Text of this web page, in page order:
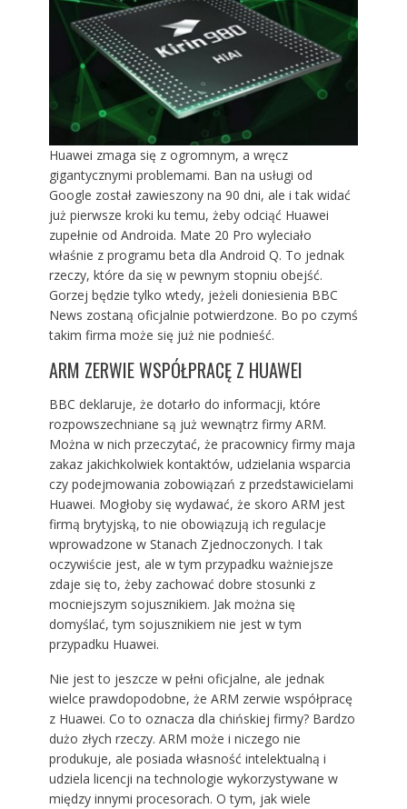
Huawei zmaga się z ogromnym, a wręcz
gigantycznymi problemami. Ban na usługi od
Google został zawieszony na 90 dni, ale i tak widać
już pierwsze kroki ku temu, żeby odciąć Huawei
zupełnie od Androida. Mate 20 Pro wyleciało
właśnie z programu beta dla Android Q. To jednak
rzeczy, które da się w pewnym stopniu obejść.
Gorzej będzie tylko wtedy, jeżeli doniesienia BBC
News zostaną oficjalnie potwierdzone. Bo po czymś
takim firma może się już nie podnieść.
ARM ZERWIE WSPÓŁPRACĘ Z HUAWEI
BBC deklaruje, że dotarło do informacji, które
rozpowszechniane są już wewnątrz firmy ARM.
Można w nich przeczytać, że pracownicy firmy maja
zakaz jakichkolwiek kontaktów, udzielania wsparcia
czy podejmowania zobowiązań z przedstawicielami
Huawei. Mogłoby się wydawać, że skoro ARM jest
firmą brytyjską, to nie obowiązują ich regulacje
wprowadzone w Stanach Zjednoczonych. I tak
oczywiście jest, ale w tym przypadku ważniejsze
zdaje się to, żeby zachować dobre stosunki z
mocniejszym sojusznikiem. Jak można się
domyślać, tym sojusznikiem nie jest w tym
przypadku Huawei.
Nie jest to jeszcze w pełni oficjalne, ale jednak
wielce prawdopodobne, że ARM zerwie współpracę
z Huawei. Co to oznacza dla chińskiej firmy? Bardzo
dużo złych rzeczy. ARM może i niczego nie
produkuje, ale posiada własność intelektualną i
udziela licencji na technologie wykorzystywane w
między innymi procesorach. O tym, jak wiele